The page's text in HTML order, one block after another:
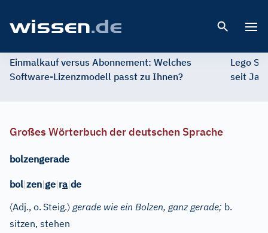
Einmalkauf versus Abonnement: Welches
Software-Lizenzmodell passt zu Ihnen?
Lego
seit
Großes Wörterbuch der deutschen Sprache
bolzengerade
bol|zen|ge|ra|de
〈Adj., o. Steig.〉 gerade wie ein Bolzen, ganz gerade; b.
sitzen, stehen